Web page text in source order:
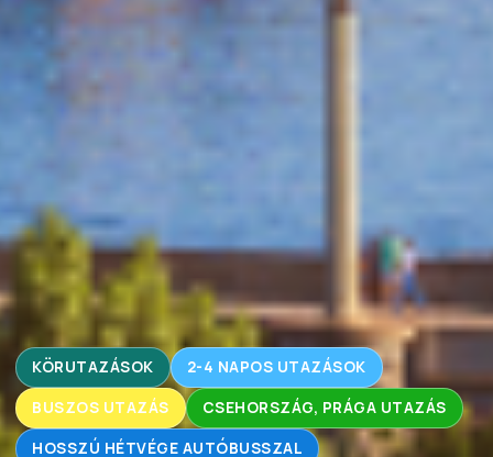
KÖRUTAZÁSOK 2-4 NAPOS UTAZÁSOK
BUSZOS UTAZÁS CSEHORSZÁG, PRÁGA UTAZÁS
HOSSZÚ HÉTVÉGE AUTÓBUSSZAL